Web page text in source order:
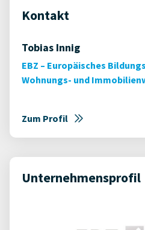
Kontakt
Tobias Innig
EBZ – Europäisches
Wohnungs- und
Zum Profil
Unternehmensprofil